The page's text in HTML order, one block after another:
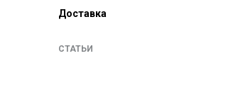
Доставка
СТАТЬИ